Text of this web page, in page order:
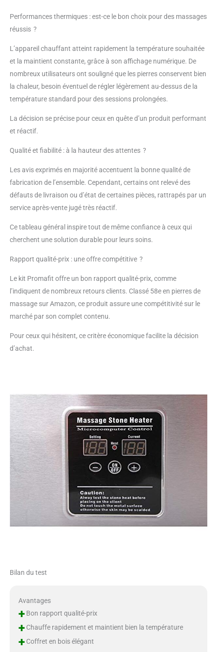
pierres peut être placé
ses caractéristiques, ce
chauffe-pierres chauds
est idéal pour un usage
professionnel et privé.
L'appareil chauffant est
également idéal pour les
nécessitant moins de
du visage ✅Double
de température en degrés
Celsius ou Fahrenheit : il
actuelle et la température
souhaitée ✅Heater Set -
4,4 kg - 750 watts - 230
volts - 45 pierres chaudes
en bambou - Utilisation
température 40 - 70
degrés
Performances thermiques : est-ce le bon choix pour des massages
réussis ?
L’appareil chauffant atteint rapidement la température souhaitée
et la maintient constante, grâce à son affichage numérique. De
nombreux utilisateurs ont souligné que les pierres conservent bien
la chaleur, besoin éventuel de régler légèrement au-dessus de la
température standard pour des sessions prolongées.
La décision se précise pour ceux en quête d’un produit performant
et réactif.
Qualité et fiabilité : à la hauteur des attentes ?
Les avis exprimés en majorité accentuent la bonne qualité de
fabrication de l’ensemble. Cependant, certains ont relevé des
défauts de livraison ou d’état de certaines pièces, rattrapés par un
service après-vente jugé très réactif.
Ce tableau général inspire tout de même confiance à ceux qui
cherchent une solution durable pour leurs soins.
Rapport qualité-prix : une offre compétitive ?
Le kit Promafit offre un bon rapport qualité-prix, comme
l’indiquent de nombreux retours clients. Classé 58e en pierres de
massage sur Amazon, ce produit assure une compétitivité sur le
marché par son complet contenu.
Pour ceux qui hésitent, ce critère économique facilite la décision
d’achat.
Bilan du test
Avantages
+Bon rapport qualité-prix
+Chauffe rapidement et maintient bien la température
+Coffret en bois élégant